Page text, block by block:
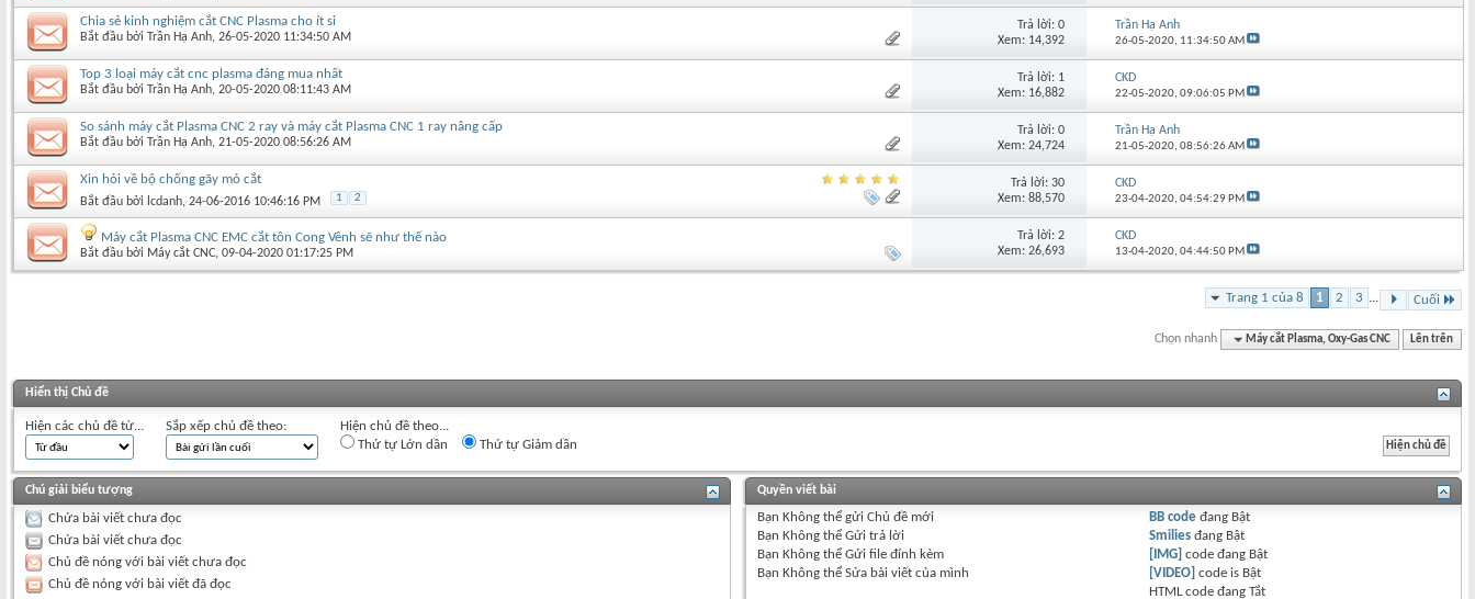
Chia sẻ kinh nghiệm cắt CNC Plasma cho ít sỉ
Bắt đầu bởi Trần Hạ Anh‎, 26-05-2020 11:34:50 AM
Trả lời: 0
Xem: 14,392
Trần Hạ Anh
26-05-2020, 11:34:50 AM
Top 3 loại máy cắt cnc plasma đáng mua nhất
Bắt đầu bởi Trần Hạ Anh‎, 20-05-2020 08:11:43 AM
Trả lời: 1
Xem: 16,882
CKD
22-05-2020,09:06:05 PM
So sánh máy cắt Plasma CNC 2 ray và máy cắt Plasma CNC 1 ray nâng cấp
Bắt đầu bởi Trần Hạ Anh‎, 21-05-2020 08:56:26 AM
Trả lời: 0
Xem: 24,724
Trần Hạ Anh
21-05-2020,08:56:26 AM
Xin hỏi về bộ chống gãy mỏ cắt
Bắt đầu bởi lcdanh‎, 24-06-2016 10:46:16 PM 1 2
Trả lời: 30
Xem: 88,570
CKD
23-04-2020,04:54:29 PM
Máy cắt Plasma CNC EMC cắt tôn Cong Vênh sẽ như thế nào
Bắt đầu bởi Máy cắt CNC‎, 09-04-2020 01:17:25 PM
Trả lời: 2
Xem: 26,693
CKD
13-04-2020,04:44:50 PM
Trang 1 của 8 1 2 3 ... Cuối
Chọn nhanh Máy cắt Plasma, Oxy-Gas CNC Lên trên
Hiển thị Chủ đề
Hiện các chủ đề từ... Sắp xếp chủ đề theo:
Hiện chủ đề theo...
Thứ tự Lớn dần
Thứ tự Giảm dần
Chú giải biểu tượng
Chứa bài viết chưa đọc
Chứa bài viết chưa đọc
Chủ đề nóng với bài viết chưa đọc
Chủ đề nóng với bài viết đã đọc
Quyền viết bài
Bạn Không thểgửi Chủ đề mới
Bạn Không thểGửi trả lời
Bạn Không thểGửi file đính kèm
Bạn Không thểSửa bài viết của mình
BB code đang Bật
Smilies đang Bật
[IMG] code đang Bật
[VIDEO] code is Bật
HTML code đangTắt